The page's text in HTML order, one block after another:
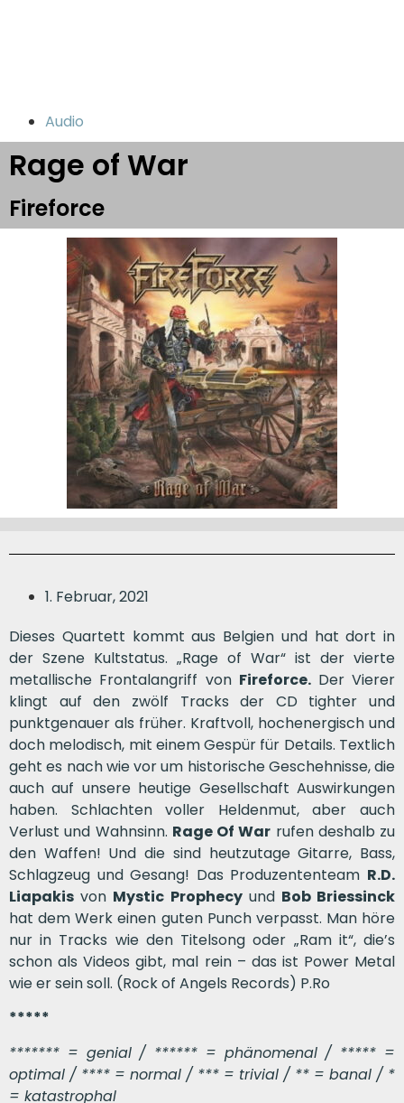
Audio
Rage of War
Fireforce
1. Februar, 2021
Dieses Quartett kommt aus Belgien und hat dort in
der Szene Kultstatus. „Rage of War“ ist der vierte
metallische Frontalangriff von Fireforce. Der Vierer
klingt auf den zwölf Tracks der CD tighter und
punktgenauer als früher. Kraftvoll, hochenergisch und
doch melodisch, mit einem Gespür für Details. Textlich
geht es nach wie vor um historische Geschehnisse, die
auch auf unsere heutige Gesellschaft Auswirkungen
haben. Schlachten voller Heldenmut, aber auch
Verlust und Wahnsinn. Rage Of War rufen deshalb zu
den Waffen! Und die sind heutzutage Gitarre, Bass,
Schlagzeug und Gesang! Das Produzententeam R.D.
Liapakis von Mystic Prophecyund Bob Briessinck
hat dem Werk einen guten Punch verpasst. Man höre
nur in Tracks wie den Titelsong oder „Ram it“, die’s
schon als Videos gibt, mal rein – das ist Power Metal
wie er sein soll. (Rock of Angels Records) P.Ro
*****
******* = genial / ****** = phänomenal / ***** =
optimal / **** = normal / *** = trivial / ** = banal / *
= katastrophal